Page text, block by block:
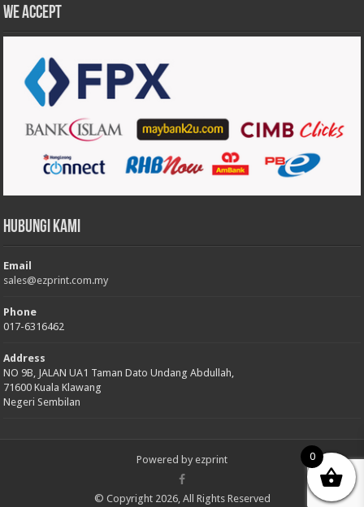
We accept
Hubungi Kami
Email
sales@ezprint.com.my
Phone
017-6316462
Address
NO 9B, JALAN UA1 Taman Dato Undang Abdullah,
71600 Kuala Klawang
Negeri Sembilan
Powered by ezprint
© Copyright 2026, All Rights Reserved
0